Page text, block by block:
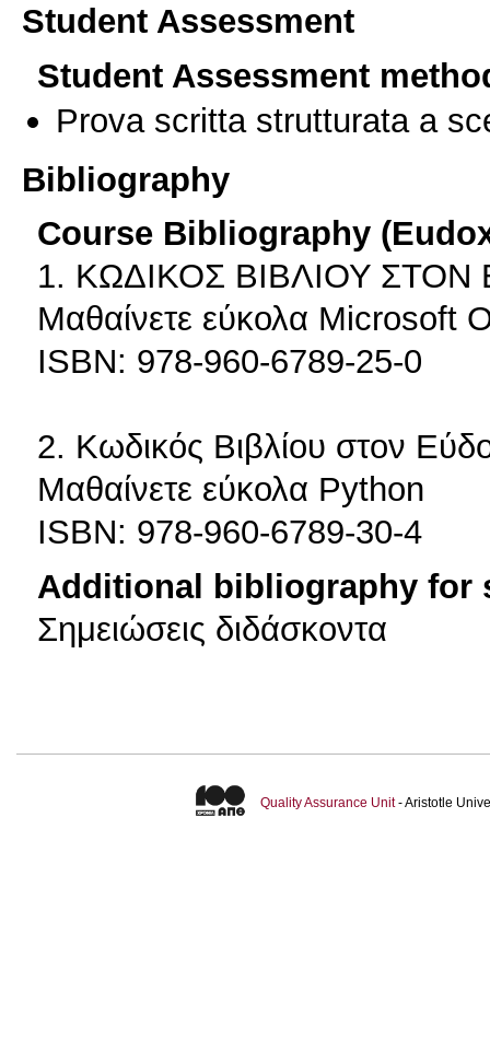
Student Assessment
Student Assessment
Prova scritta strutturata a
Bibliography
Course Bibliography
1. ΚΩΔΙΚΟΣ ΒΙΒΛΙΟΥ ΣΤΟΝ
Μαθαίνετε εύκολα Microsoft
ISBN: 978-960-6789-25-0
2. Κωδικός Βιβλίου στον
Mαθαίνετε εύκολα Python
ISBN: 978-960-6789-30-4
Additional bibliography for
Σημειώσεις διδάσκοντα
Quality Assurance Unit- Aristotle